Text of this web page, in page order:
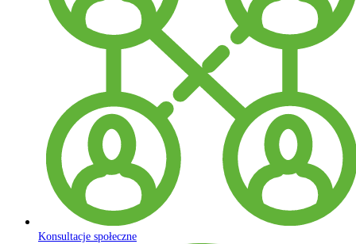
Konsultacje społeczne